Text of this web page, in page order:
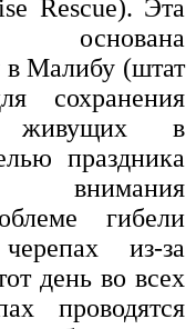
Rescue). Эта
основана
в Малибу (штат
сохранения
живущих в
праздника
внимания
гибели
из-за
день во всех
проводятся